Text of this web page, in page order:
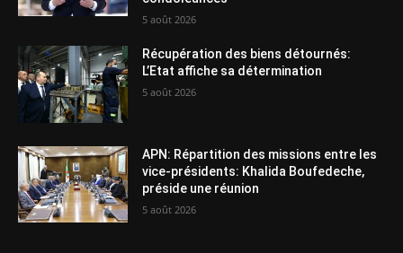
5 août 2026
Récupération des biens détournés:
L’Etat affiche sa détermination
5 août 2026
APN: Répartition des missions entre les
vice-présidents: Khalida Boufedeche,
préside une réunion
5 août 2026